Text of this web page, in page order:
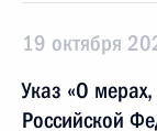
19 октября
Указ «О мерах,
Российской